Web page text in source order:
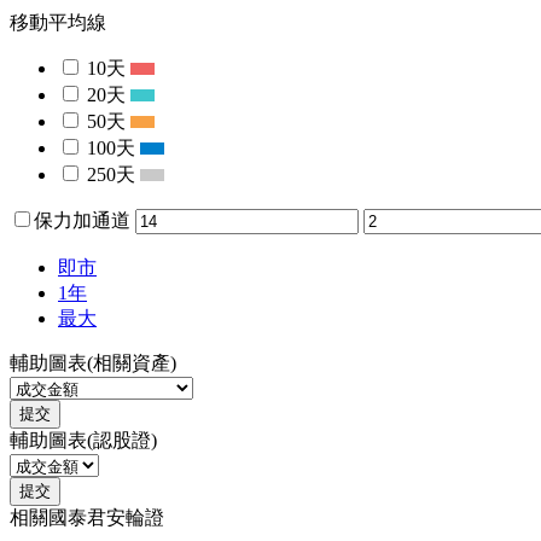
移動平均線
10天
20天
50天
100天
250天
保力加通道
即市
1年
最大
輔助圖表(相關資產)
提交
輔助圖表(認股證)
提交
相關國泰君安輪證